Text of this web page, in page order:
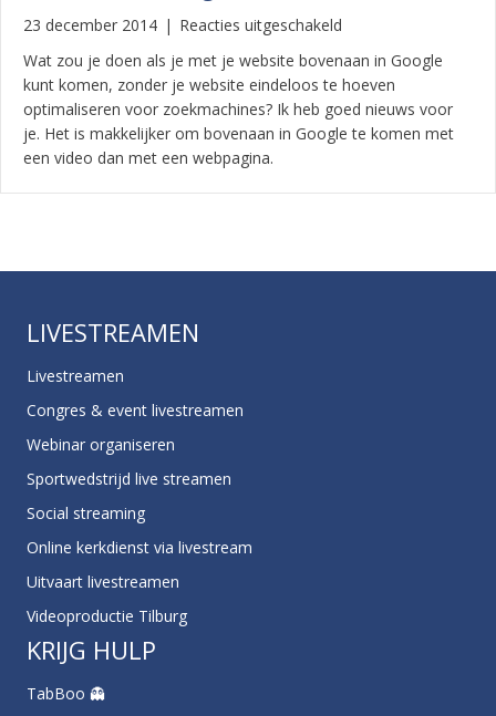
23 december 2014 | Reacties uitgeschakeld
in
Google
met
video
Wat zou je doen als je met je website bovenaan in Google
kunt komen, zonder je website eindeloos te hoeven
optimaliseren voor zoekmachines? Ik heb goed nieuws voor
je. Het is makkelijker om bovenaan in Google te komen met
een video dan met een webpagina.
LIVESTREAMEN
Livestreamen
Congres & event livestreamen
Webinar organiseren
Sportwedstrijd live streamen
Social streaming
Online kerkdienst via livestream
Uitvaart livestreamen
Videoproductie Tilburg
KRIJG HULP
TabBoo 👻